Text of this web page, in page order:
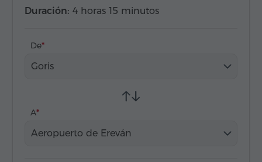
Duración: 4 horas 15 minutos
De
Goris
A
Aeropuerto de Ereván